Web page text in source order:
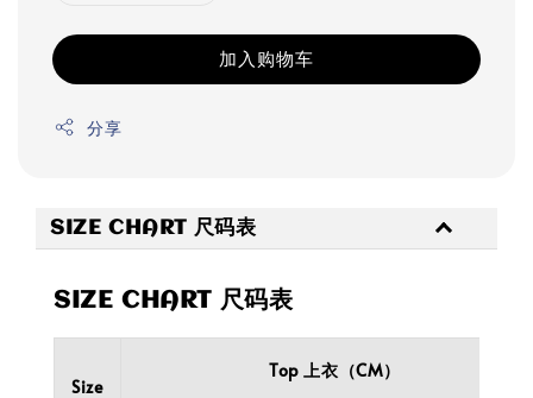
加入购物车
分享
SIZE CHART 尺码表
SIZE CHART 尺码表
Size
Top 上衣（CM）